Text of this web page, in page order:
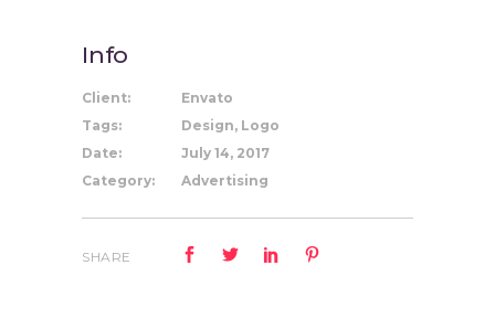
Info
Client:
Envato
Tags:
Design, Logo
Date:
July 14, 2017
Category:
Advertising
SHARE